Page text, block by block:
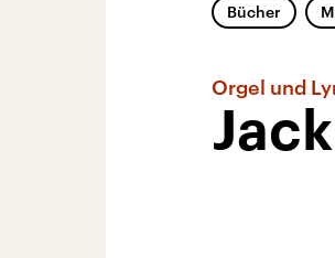
Bücher
Orgel und